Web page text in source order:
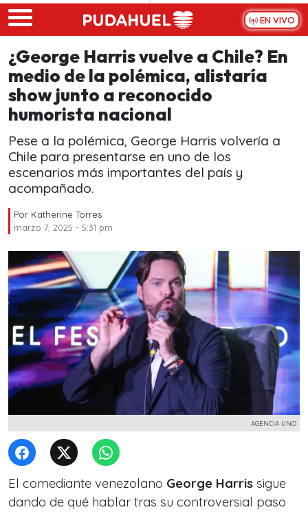
Skip to main content
EN VIVO
¿George Harris vuelve a Chile? En
medio de la polémica, alistaría
show junto a reconocido
humorista nacional
Pese a la polémica, George Harris volvería a
Chile para presentarse en uno de los
escenarios más importantes del país y
acompañado.
Por Katherine Torres
marzo 7, 2025 - 5:31 pm
AGENCIA UNO
El comediante venezolano George Harris sigue
dando de qué hablar tras su controversial paso